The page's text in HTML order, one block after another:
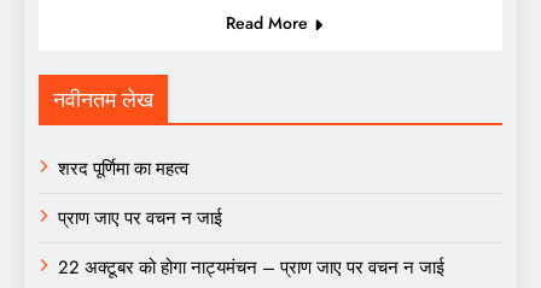
Read More
नवीनतम लेख
शरद पूर्णिमा का महत्व
प्राण जाए पर वचन न जाई
22 अक्टूबर को होगा नाट्यमंचन – प्राण जाए पर वचन न जाई